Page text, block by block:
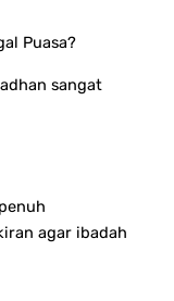
Puasa?
sangat
agar ibadah